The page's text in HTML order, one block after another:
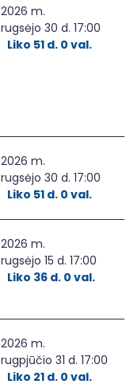
2026 m.
rugsėjo 30 d. 17:00
Liko 51 d. 0 val.
2026 m.
rugsėjo 30 d. 17:00
Liko 51 d. 0 val.
2026 m.
rugsėjo 15 d. 17:00
Liko 36 d. 0 val.
2026 m.
rugpjūčio 31 d. 17:00
Liko 21 d. 0 val.